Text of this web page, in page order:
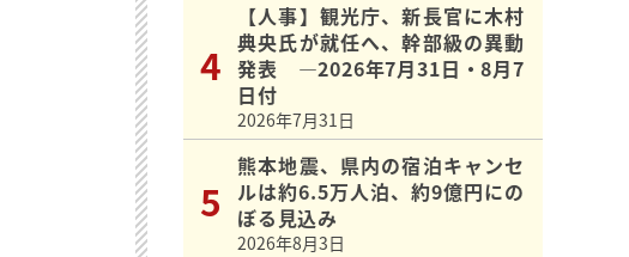
【人事】観光庁、新長官に木村
典央氏が就任へ、幹部級の異動
発表 ―2026年7月31日・8月7
日付
2026年7月31日
熊本地震、県内の宿泊キャンセ
ルは約6.5万人泊、約9億円にの
ぼる見込み
2026年8月3日